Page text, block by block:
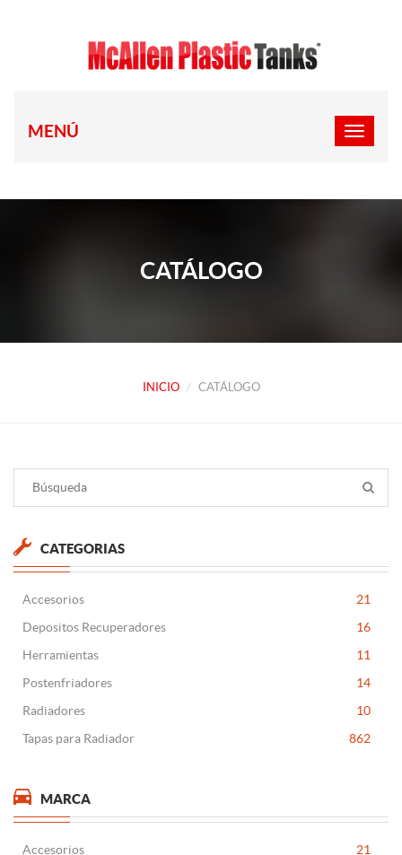
MENÚ
CATÁLOGO
INICIO CATÁLOGO
CATEGORIAS
Accesorios
21
Depositos Recuperadores
16
Herramientas
11
Postenfriadores
14
Radiadores
10
Tapas para Radiador
862
MARCA
Accesorios
21